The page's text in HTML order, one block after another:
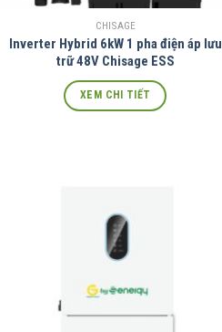
CHISAGE
Inverter Hybrid 6kW 1 pha điện áp lưu
trữ 48V Chisage ESS
XEM CHI TIẾT